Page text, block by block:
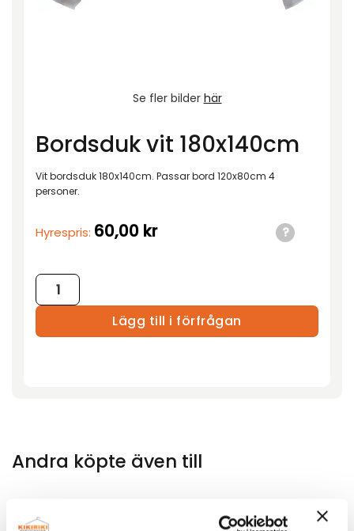
Se fler bilder här
Bordsduk vit 180x140cm
Vit bordsduk 180x140cm. Passar bord 120x80cm 4
personer.
Hyrespris: 60,00 kr
Bordsduk vit 180x140cm mängd
Lägg till i förfrågan
Andra köpte även till